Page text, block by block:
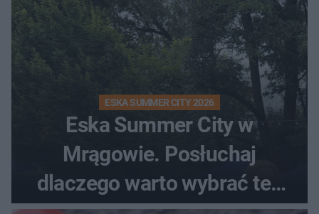
ESKA SUMMER CITY 2026
Eska Summer City w
Mrągowie. Posłuchaj
dlaczego warto wybrać ten